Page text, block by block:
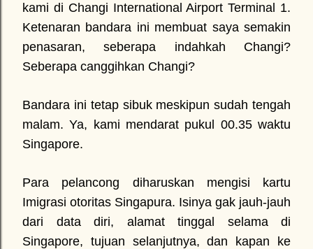
kami di Changi International Airport Terminal 1.
Ketenaran bandara ini membuat saya semakin
penasaran, seberapa indahkah Changi?
Seberapa canggihkan Changi?
Bandara ini tetap sibuk meskipun sudah tengah
malam. Ya, kami mendarat pukul 00.35 waktu
Singapore.
Para pelancong diharuskan mengisi kartu
Imigrasi otoritas Singapura. Isinya gak jauh-jauh
dari data diri, alamat tinggal selama di
Singapore, tujuan selanjutnya, dan kapan ke